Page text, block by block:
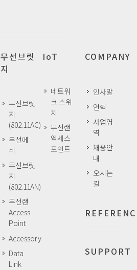
무선브릿
지
무선브릿
지
(802.11AC)
무선메
쉬
무선브릿
지
(802.11AN)
무선랜
Access
Point
Accessory
Data
Link
IoT
네트워
크 스위
치
무선랜
엑세스
포인트
COMPANY
인사말
연혁
사업영
역
채용안
내
오시는
길
SUPPORT